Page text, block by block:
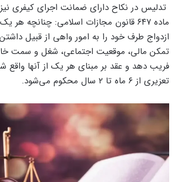
تدلیس در نکاح دارای ضمانت اجرای کیفری
ماده ۶۴۷ قانون مجازات اسلامی: چنانچه
ازدواج طرف خود را به امور واهی از قبیل
تمکن مالی، موقعیت اجتماعی، شغل و سمت
فریب دهد و عقد بر مبنای هر یک از آنها
تعزیری از ۶ ماه تا ۲ سال محکوم می‌شود.